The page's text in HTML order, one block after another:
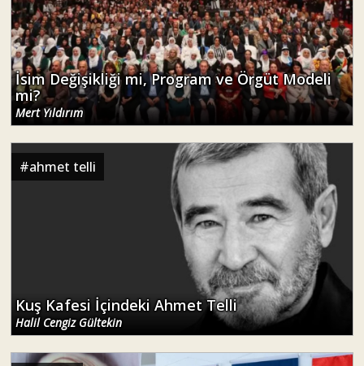
İsim Değişikliği mi, Program ve Örgüt Modeli
mi?
Mert Yıldırım
#ahmet telli
Kuş Kafesi İçindeki Ahmet Telli
Halil Cengiz Gültekin